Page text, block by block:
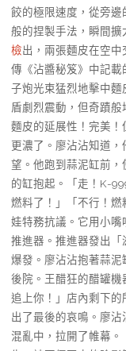
餃的極限速度，從旁
般的捏製手法，瞬間
檢出，兩張麵皮在空
傳《沾醬秘笈》中記
子炮光束猛烈地擊中
盾劇烈震動，但奇蹟
麵皮的延展性！完美
更濃了。廖沾沾知道
望。他跑到蒜泥缸前
的缸抱起。「走！K-
燃料了！」「不行！
娃特務抗議。它用小
推進器。推進器發出
爆發。廖沾沾抱著蒜
後院。王醋狂的醋罐
追上你！」店內剩下的
出了最後的哀鳴。廖
混亂中，拉開了帷幕